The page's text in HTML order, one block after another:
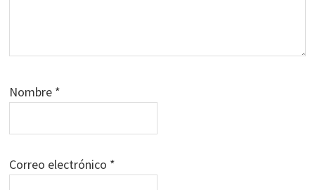
Nombre *
Correo electrónico *